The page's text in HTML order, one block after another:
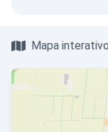
Mapa